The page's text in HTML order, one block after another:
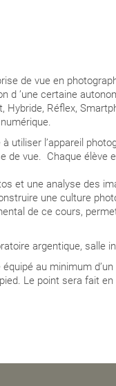
de vue en
d ʼune certaine
Hybride, Réflex,
utiliser l’appareil
de vue. Chaque élève
et une analyse des
une culture
de ce cours,
argentique, salle
au minimum
Le point sera fait